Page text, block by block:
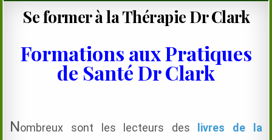
Se former à la Thérapie Dr Clark
Formations aux Pratiques
de Santé Dr Clark
Nombreux sont les lecteurs des
livres de la